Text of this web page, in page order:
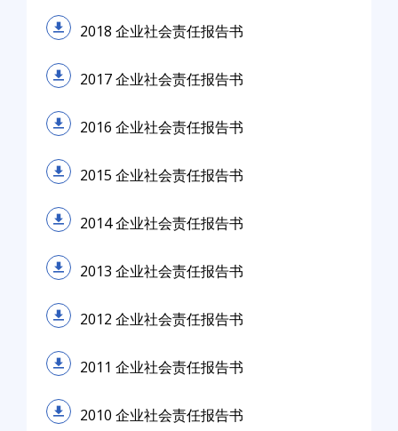
2018 企业社会责任报告书
2017 企业社会责任报告书
2016 企业社会责任报告书
2015 企业社会责任报告书
2014 企业社会责任报告书
2013 企业社会责任报告书
2012 企业社会责任报告书
2011 企业社会责任报告书
2010 企业社会责任报告书